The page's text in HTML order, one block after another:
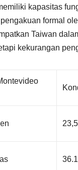
kapasitas
formal
Taiwan
kekurangan